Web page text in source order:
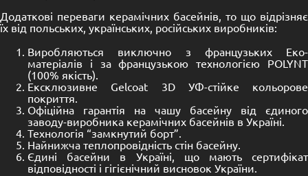
Додаткові переваги керамічних басейнів, то що відрізняє
їх від польських, українських, російських виробників:
Виробляються виключно з французьких Еко-
матеріалів і за французькою технологією POLYNT
(100% якість).
Ексклюзивне Gelcoat 3D УФ-стійке кольорове
покриття.
Офіційна гарантія на чашу басейну від єдиного
заводу-виробника керамічних басейнів в Україні.
Технологія “замкнутий борт”.
Найнижча теплопровідність стін басейну.
Єдині басейни в Україні, що мають сертифікат
відповідності і гігієнічний висновок України.